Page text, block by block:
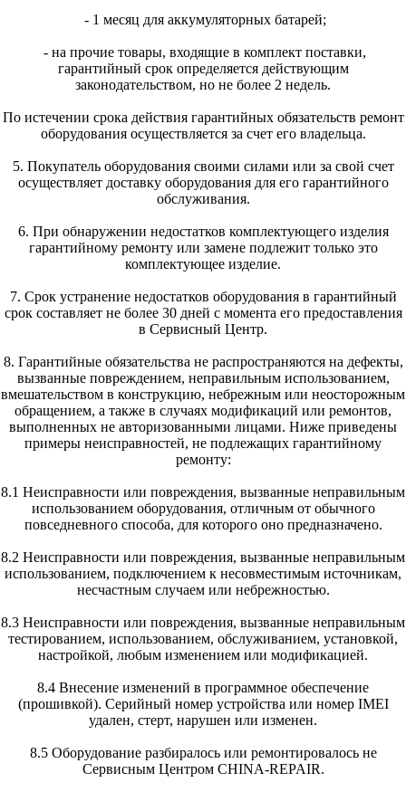
- 1 месяц для аккумуляторных батарей;
- на прочие товары, входящие в комплект поставки,
гарантийный срок определяется действующим
законодательством, но не более 2 недель.
По истечении срока действия гарантийных обязательств ремонт
оборудования осуществляется за счет его владельца.
5. Покупатель оборудования своими силами или за свой счет
осуществляет доставку оборудования для его гарантийного
обслуживания.
6. При обнаружении недостатков комплектующего изделия
гарантийному ремонту или замене подлежит только это
комплектующее изделие.
7. Срок устранение недостатков оборудования в гарантийный
срок составляет не более 30 дней с момента его предоставления
в Сервисный Центр.
8. Гарантийные обязательства не распространяются на дефекты,
вызванные повреждением, неправильным использованием,
вмешательством в конструкцию, небрежным или неосторожным
обращением, а также в случаях модификаций или ремонтов,
выполненных не авторизованными лицами. Ниже приведены
примеры неисправностей, не подлежащих гарантийному
ремонту:
8.1 Неисправности или повреждения, вызванные неправильным
использованием оборудования, отличным от обычного
повседневного способа, для которого оно предназначено.
8.2 Неисправности или повреждения, вызванные неправильным
использованием, подключением к несовместимым источникам,
несчастным случаем или небрежностью.
8.3 Неисправности или повреждения, вызванные неправильным
тестированием, использованием, обслуживанием, установкой,
настройкой, любым изменением или модификацией.
8.4 Внесение изменений в программное обеспечение
(прошивкой). Серийный номер устройства или номер IMEI
удален, стерт, нарушен или изменен.
8.5 Оборудование разбиралось или ремонтировалось не
Сервисным Центром CHINA-REPAIR.